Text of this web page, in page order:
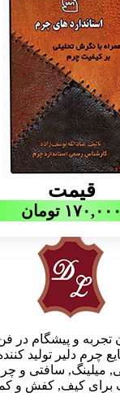
قیمت
۱۷۰,۰۰۰ تومان
و پیشگام در
چرم دلیر تولید
میلینگ, سافتی و
کیف, کفش و